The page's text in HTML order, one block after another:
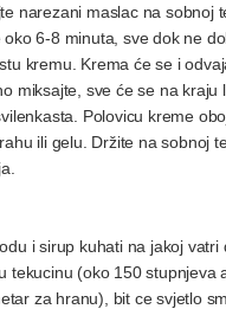
narezani maslac na sobnoj
oko 6-8 minuta, sve dok ne
kremu. Krema će se i
miksajte, sve će se na kraju
Polovicu kreme
ili gelu. Držite na sobnoj
i sirup kuhati na jakoj vatri
tekucinu (oko 150 stupnjeva
za hranu), bit ce svjetlo